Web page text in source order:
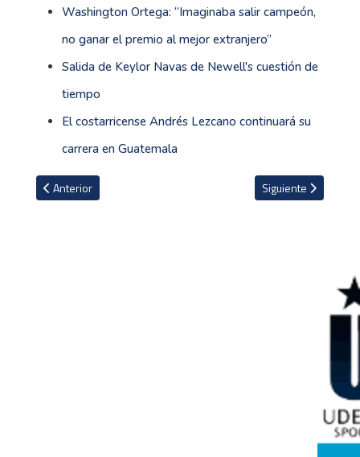
Washington Ortega: “Imaginaba salir campeón,
no ganar el premio al mejor extranjero”
Salida de Keylor Navas de Newell's cuestión de
tiempo
El costarricense Andrés Lezcano continuará su
carrera en Guatemala
Artículo anterior: Cinco policías franceses investigados por
Anterior Artículo siguiente:
Siguiente